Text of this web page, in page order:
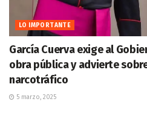
LO IMPORTANTE
García Cuerva exige al
obra pública y advierte
narcotráfico
5 marzo, 2025